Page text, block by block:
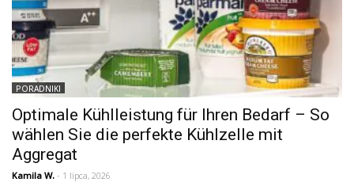
PORADNIKI
Optimale Kühlleistung für Ihren Bedarf – So
wählen Sie die perfekte Kühlzelle mit
Aggregat
Kamila W. - 1 lipca, 2026